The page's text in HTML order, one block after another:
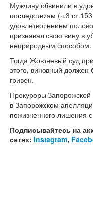
Мужчину обвинили в
последствиям (ч.3
удовлетворением
признавал свою вину в
неприродным способом.
Тогда Жовтневый суд
этого, виновный
гривен.
Прокуроры Запорожской
в Запорожском
пожизненного лишения
Подписывайтесь на
сетях: Instagram,